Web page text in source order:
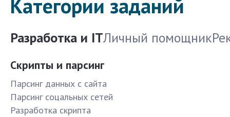
Категории заданий
Разработка и ITЛичный помощник
Скрипты и парсинг
Парсинг данных с сайта
Парсинг соцальных сетей
Разработка скрипта